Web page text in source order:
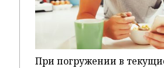
При погружении в